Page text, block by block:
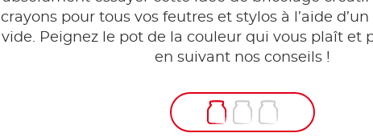
crayons pour tous vos feutres et stylos à l’aide
vide. Peignez le pot de la couleur qui vous plaît et
en suivant nos conseils !